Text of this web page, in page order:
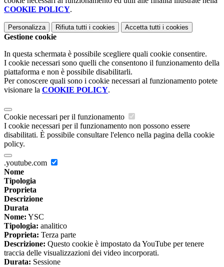
COOKIE POLICY.
Personalizza Rifiuta tutti i cookies Accetta tutti i cookies
Gestione cookie
In questa schermata è possibile scegliere quali cookie consentire.
I cookie necessari sono quelli che consentono il funzionamento della
piattaforma e non è possibile disabilitarli.
Per conoscere quali sono i cookie necessari al funzionamento potete
visionare la COOKIE POLICY.
Cookie necessari per il funzionamento
I cookie necessari per il funzionamento non possono essere
disabilitati. È possibile consultare l'elenco nella pagina della cookie
policy.
.youtube.com
Nome
Tipologia
Proprieta
Descrizione
Durata
Nome: YSC
Tipologia: analitico
Proprieta: Terza parte
Descrizione: Questo cookie è impostato da YouTube per tenere
traccia delle visualizzazioni dei video incorporati.
Durata: Sessione